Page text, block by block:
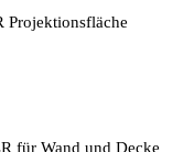
Projektionsfläche
für Wand und Decke